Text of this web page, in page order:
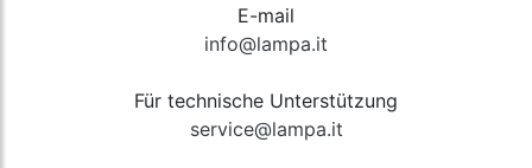
E-mail
info@lampa.it
Für technische Unterstützung
service@lampa.it